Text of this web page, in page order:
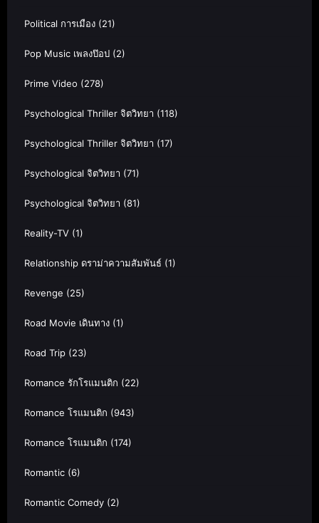
Political การเมือง (21)
Pop Music เพลงป๊อป (2)
Prime Video (278)
Psychological Thriller จิตวิทยา (118)
Psychological Thriller จิตวิทยา (17)
Psychological จิตวิทยา (71)
Psychological จิตวิทยา (81)
Reality-TV (1)
Relationship ดราม่าความสัมพันธ์ (1)
Revenge (25)
Road Movie เดินทาง (1)
Road Trip (23)
Romance รักโรแมนติก (22)
Romance โรแมนติก (943)
Romance โรแมนติก (174)
Romantic (6)
Romantic Comedy (2)